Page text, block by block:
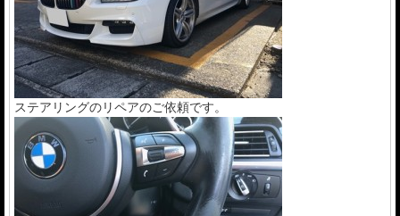
ステアリングのリペアのご依頼です。